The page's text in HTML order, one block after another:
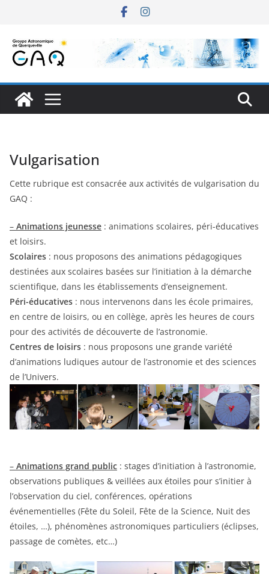
contenu
Vulgarisation
Cette rubrique est consacrée aux activités de vulgarisation du
GAQ :
– Animations jeunesse : animations scolaires, péri-éducatives
et loisirs.
Scolaires : nous proposons des animations pédagogiques
destinées aux scolaires basées sur l’initiation à la démarche
scientifique, dans les établissements d’enseignement.
Péri-éducatives : nous intervenons dans les école primaires,
en centre de loisirs, ou en collège, après les heures de cours
pour des activités de découverte de l’astronomie.
Centres de loisirs : nous proposons une grande variété
d’animations ludiques autour de l’astronomie et des sciences
de l’Univers.
– Animations grand public : stages d’initiation à l’astronomie,
observations publiques & veillées aux étoiles pour s’initier à
l’observation du ciel, conférences, opérations
événementielles (Fête du Soleil, Fête de la Science, Nuit des
étoiles, …), phénomènes astronomiques particuliers (éclipses,
passage de comètes, etc…)